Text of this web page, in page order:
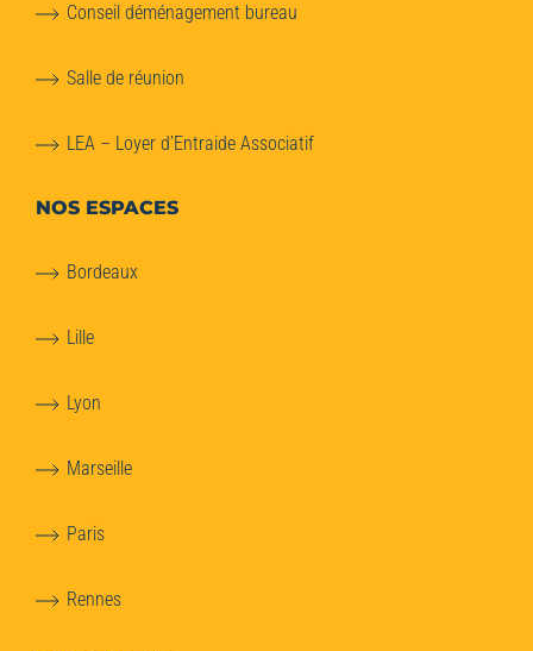
Conseil déménagement bureau
Salle de réunion
LEA – Loyer d’Entraide Associatif
NOS ESPACES
Bordeaux
Lille
Lyon
Marseille
Paris
Rennes